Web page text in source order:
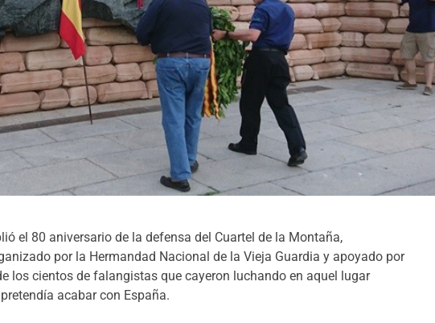
el 80 aniversario de la defensa del Cuartel de la Montaña,
por la Hermandad Nacional de la Vieja Guardia y apoyado por
los cientos de falangistas que cayeron luchando en aquel lugar
acabar con España.